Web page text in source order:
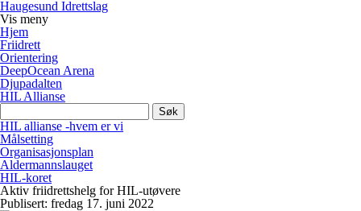
Haugesund Idrettslag
Vis meny
Hjem
Friidrett
Orientering
DeepOcean Arena
Djupadalten
HIL Allianse
Søk
etter:
HIL allianse -hvem er vi
Målsetting
Organisasjonsplan
Aldermannslauget
HIL-koret
Aktiv friidrettshelg for HIL-utøvere
Publisert: fredag 17. juni 2022